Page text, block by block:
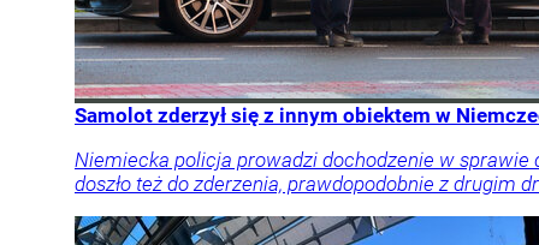
Samolot zderzył się z innym obiektem w
Niemiecka policja prowadzi dochodzenie w sprawie
doszło też do zderzenia, prawdopodobnie z drugim